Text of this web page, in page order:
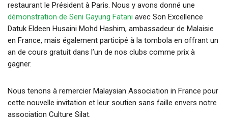
restaurant le Président à Paris. Nous y avons donné une
démonstration de Seni Gayung Fatani avec Son Excellence
Datuk Eldeen Husaini Mohd Hashim, ambassadeur de Malaisie
en France, mais également participé à la tombola en offrant un
an de cours gratuit dans l’un de nos clubs comme prix à
gagner.
Nous tenons à remercier Malaysian Association in France pour
cette nouvelle invitation et leur soutien sans faille envers notre
association Culture Silat.